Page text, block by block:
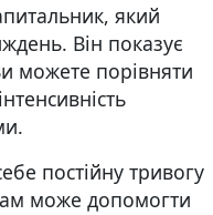
який
Він показує
можете порівняти
постійну тривогу
може допомогти